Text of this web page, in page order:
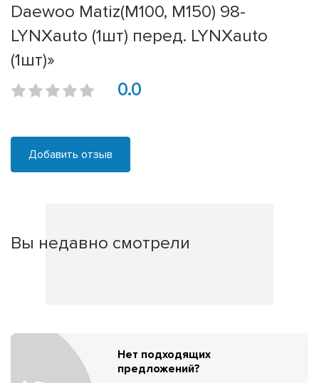
Daewoo Matiz(M100, M150) 98-
LYNXauto (1шт) перед. LYNXauto
(1шт)»
0.0
Добавить отзыв
Вы недавно смотрели
Нет подходящих
предложений?